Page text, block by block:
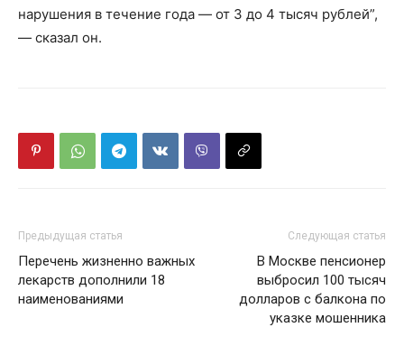
нарушения в течение года — от 3 до 4 тысяч рублей”,
— сказал он.
Предыдущая статья
Перечень жизненно важных
лекарств дополнили 18
наименованиями
Следующая статья
В Москве пенсионер
выбросил 100 тысяч
долларов с балкона по
указке мошенника